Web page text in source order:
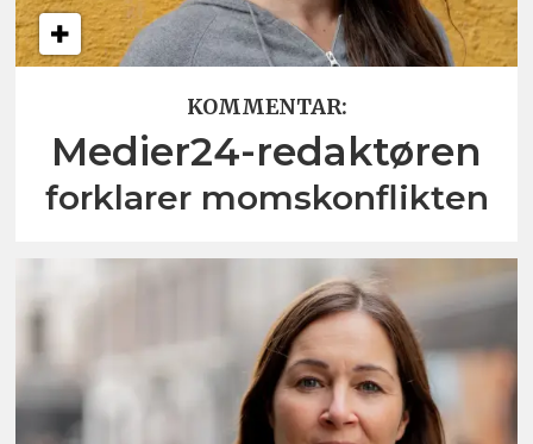
KOMMENTAR:
Medier24-redaktøren
forklarer momskonflikten